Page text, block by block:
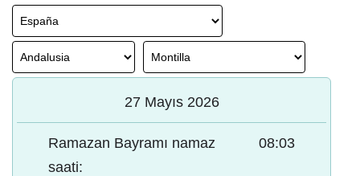
27 Mayıs 2026
Ramazan Bayramı namaz
saati:
08:03